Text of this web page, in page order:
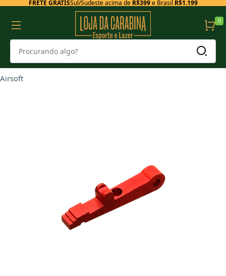
FRETE GRÁTISSul/Sudeste acima de R$399e Brasil R$1.199
0
Airsoft